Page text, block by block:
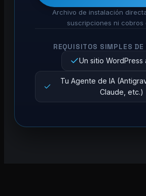
Archivo de instalación
suscripciones ni cobros
REQUISITOS SIMPLES
Un sitio WordPress
Tu Agente de IA
Claude, etc.)